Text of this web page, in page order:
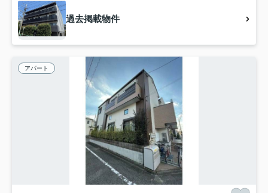
過去掲載物件
アパート